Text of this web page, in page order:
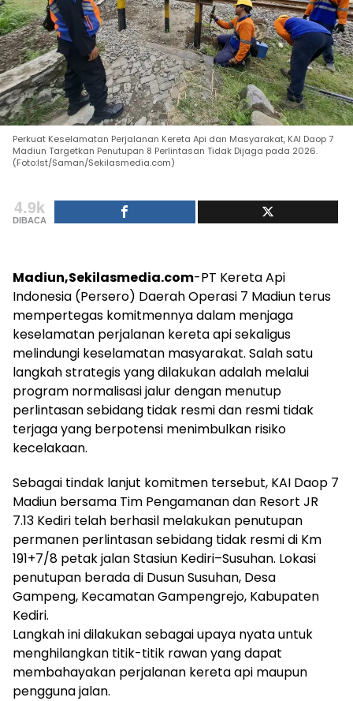
Perkuat Keselamatan Perjalanan Kereta Api dan Masyarakat, KAI Daop 7
Madiun Targetkan Penutupan 8 Perlintasan Tidak Dijaga pada 2026.
(Foto:Ist/Saman/Sekilasmedia.com)
4.9k
DIBACA
Madiun,Sekilasmedia.com-PT Kereta Api
Indonesia (Persero) Daerah Operasi 7 Madiun terus
mempertegas komitmennya dalam menjaga
keselamatan perjalanan kereta api sekaligus
melindungi keselamatan masyarakat. Salah satu
langkah strategis yang dilakukan adalah melalui
program normalisasi jalur dengan menutup
perlintasan sebidang tidak resmi dan resmi tidak
terjaga yang berpotensi menimbulkan risiko
kecelakaan.
Sebagai tindak lanjut komitmen tersebut, KAI Daop 7
Madiun bersama Tim Pengamanan dan Resort JR
7.13 Kediri telah berhasil melakukan penutupan
permanen perlintasan sebidang tidak resmi di Km
191+7/8 petak jalan Stasiun Kediri–Susuhan. Lokasi
penutupan berada di Dusun Susuhan, Desa
Gampeng, Kecamatan Gampengrejo, Kabupaten
Kediri.
Langkah ini dilakukan sebagai upaya nyata untuk
menghilangkan titik-titik rawan yang dapat
membahayakan perjalanan kereta api maupun
pengguna jalan.